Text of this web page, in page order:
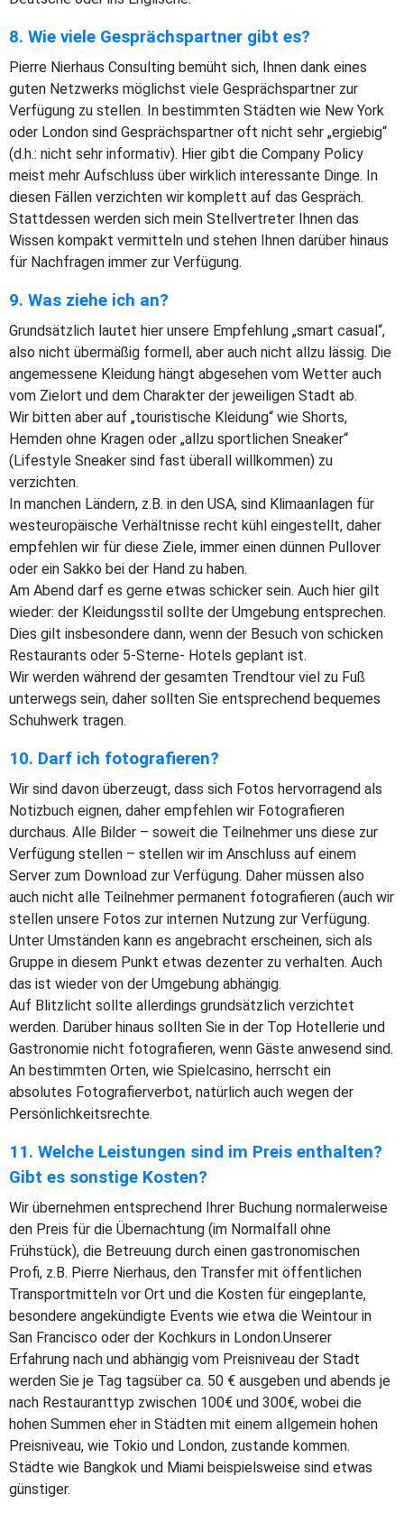
8. Wie viele Gesprächspartner gibt es?
Pierre Nierhaus Consulting bemüht sich, Ihnen dank eines
guten Netzwerks möglichst viele Gesprächspartner zur
Verfügung zu stellen. In bestimmten Städten wie New York
oder London sind Gesprächspartner oft nicht sehr „ergiebig“
(d.h.: nicht sehr informativ). Hier gibt die Company Policy
meist mehr Aufschluss über wirklich interessante Dinge. In
diesen Fällen verzichten wir komplett auf das Gespräch.
Stattdessen werden sich mein Stellvertreter Ihnen das
Wissen kompakt vermitteln und stehen Ihnen darüber hinaus
für Nachfragen immer zur Verfügung.
9. Was ziehe ich an?
Grundsätzlich lautet hier unsere Empfehlung „smart casual“,
also nicht übermäßig formell, aber auch nicht allzu lässig. Die
angemessene Kleidung hängt abgesehen vom Wetter auch
vom Zielort und dem Charakter der jeweiligen Stadt ab.
Wir bitten aber auf „touristische Kleidung“ wie Shorts,
Hemden ohne Kragen oder „allzu sportlichen Sneaker“
(Lifestyle Sneaker sind fast überall willkommen) zu
verzichten.
In manchen Ländern, z.B. in den USA, sind Klimaanlagen für
westeuropäische Verhältnisse recht kühl eingestellt, daher
empfehlen wir für diese Ziele, immer einen dünnen Pullover
oder ein Sakko bei der Hand zu haben.
Am Abend darf es gerne etwas schicker sein. Auch hier gilt
wieder: der Kleidungsstil sollte der Umgebung entsprechen.
Dies gilt insbesondere dann, wenn der Besuch von schicken
Restaurants oder 5-Sterne- Hotels geplant ist.
Wir werden während der gesamten Trendtour viel zu Fuß
unterwegs sein, daher sollten Sie entsprechend bequemes
Schuhwerk tragen.
10. Darf ich fotografieren?
Wir sind davon überzeugt, dass sich Fotos hervorragend als
Notizbuch eignen, daher empfehlen wir Fotografieren
durchaus. Alle Bilder – soweit die Teilnehmer uns diese zur
Verfügung stellen – stellen wir im Anschluss auf einem
Server zum Download zur Verfügung. Daher müssen also
auch nicht alle Teilnehmer permanent fotografieren (auch wir
stellen unsere Fotos zur internen Nutzung zur Verfügung.
Unter Umständen kann es angebracht erscheinen, sich als
Gruppe in diesem Punkt etwas dezenter zu verhalten. Auch
das ist wieder von der Umgebung abhängig.
Auf Blitzlicht sollte allerdings grundsätzlich verzichtet
werden. Darüber hinaus sollten Sie in der Top Hotellerie und
Gastronomie nicht fotografieren, wenn Gäste anwesend sind.
An bestimmten Orten, wie Spielcasino, herrscht ein
absolutes Fotografierverbot, natürlich auch wegen der
Persönlichkeitsrechte.
11. Welche Leistungen sind im Preis enthalten?
Gibt es sonstige Kosten?
Wir übernehmen entsprechend Ihrer Buchung normalerweise
den Preis für die Übernachtung (im Normalfall ohne
Frühstück), die Betreuung durch einen gastronomischen
Profi, z.B. Pierre Nierhaus, den Transfer mit öffentlichen
Transportmitteln vor Ort und die Kosten für eingeplante,
besondere angekündigte Events wie etwa die Weintour in
San Francisco oder der Kochkurs in London.Unserer
Erfahrung nach und abhängig vom Preisniveau der Stadt
werden Sie je Tag tagsüber ca. 50 € ausgeben und abends je
nach Restauranttyp zwischen 100€ und 300€, wobei die
hohen Summen eher in Städten mit einem allgemein hohen
Preisniveau, wie Tokio und London, zustande kommen.
Städte wie Bangkok und Miami beispielsweise sind etwas
günstiger.